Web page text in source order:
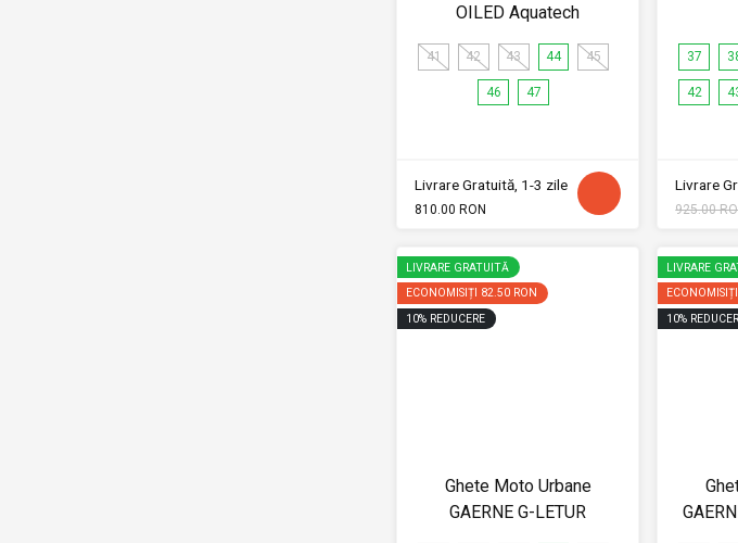
OILED Aquatech
41 42 43 44 45
46 47
Livrare Gratuită, 1-3 zile
810.00 RON
37
42
Livrare
925.00
LIVRARE GRATUITĂ
ECONOMISIȚI 82.50 RON
10% REDUCERE
Ghete Moto Urbane
GAERNE G-LETUR
LIVRARE
ECONOMISIȚI
10%